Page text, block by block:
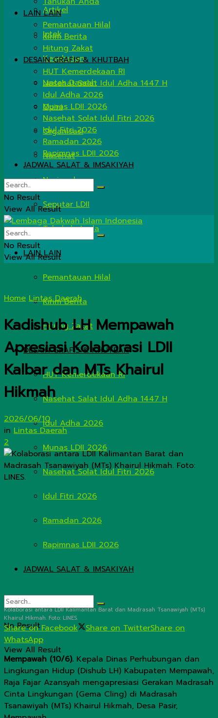
Artikel
Iptek
Kesehatan
Lintas Daerah
Opini
Organisasi
Nasehat
Nasional
Seputar LDII
Tahukah Anda
LAIN LAIN
Pemantauan Hilal
Kirim Berita
Hitung Zakat
DESAIN GRAFIS & KHUTBAH
HUT Kemerdekaan RI
Nasehat Salat Idul Adha 1447 H
Idul Adha 2026
Munas LDII 2026
Nasehat Solat Idul Fitri 2026
Idul Fitri 2026
Ramadan 2026
Rapimnas LDII 2026
JADWAL SALAT & IMSAKIYAH
No Result
View All Result
LAIN LAIN
Pemantauan Hilal
Kirim Berita
Hitung Zakat
DESAIN GRAFIS & KHUTBAH
HUT Kemerdekaan RI
Nasehat Salat Idul Adha 1447 H
Idul Adha 2026
Munas LDII 2026
Nasehat Solat Idul Fitri 2026
Idul Fitri 2026
Ramadan 2026
Rapimnas LDII 2026
JADWAL SALAT & IMSAKIYAH
No Result
View All Result
No Result
View All Result
Home Lintas Daerah
Kadishub LH Mempawah
Apresiasi Kolaborasi LDII
Kalbar dan MTs Khairul
Hikmah
2026/06/10
in Lintas Daerah
2
Kolaborasi antara LDII Kalimantan Barat dan Madrasah Tsanawiyah (MTs)
Khairul Hikmah. Foto: LINES.
Share on Facebook Share on TwitterShare on
WhatsApp
Mempawah (10/6). Kepala Dinas Perhubungan dan
Lingkungan Hidup (Dishub LH) Kabupaten Mempawah,
Raja Fajar Azansyah mengapresiasi Gerakan Madrasah
Cinta Lingkungan (Gema Cling) di Madrasah
Tsanawiyah (MTs) Khairul Hikmah, Desa Pasir,